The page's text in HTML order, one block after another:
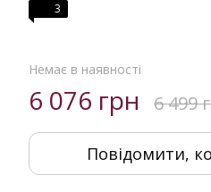
3
Немає в наявності
6 076 грн 6 499
Повідомити,